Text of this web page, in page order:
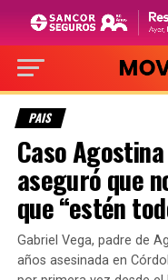
PAIS
Caso
aseguró que
que “estén
Gabriel Vega, padre de
años asesinada en